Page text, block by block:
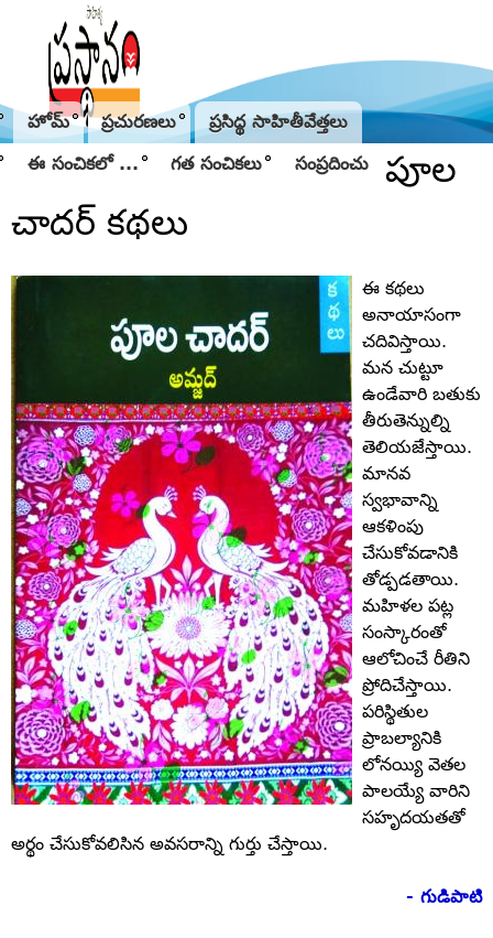
హోమ్ ప్రచురణలు ప్రసిద్థ సాహితీవేత్తలు
ఈ సంచికలో ... గత సంచికలు సంప్రదించు
పూల
చాదర్‌ కథలు
ఈ కథలు
అనాయాసంగా
చదివిస్తాయి.
మన చుట్టూ
ఉండేవారి బతుకు
తీరుతెన్నుల్ని
తెలియజేస్తాయి.
మానవ
స్వభావాన్ని
ఆకళింపు
చేసుకోవడానికి
తోడ్పడతాయి.
మహిళల పట్ల
సంస్కారంతో
ఆలోచించే రీతిని
ప్రోదిచేస్తాయి.
పరిస్థితుల
ప్రాబల్యానికి
లోనయ్యి వెతల
పాలయ్యే వారిని
సహృదయతతో
అర్థం చేసుకోవలిసిన అవసరాన్ని గుర్తు చేస్తాయి.
- గుడిపాటి